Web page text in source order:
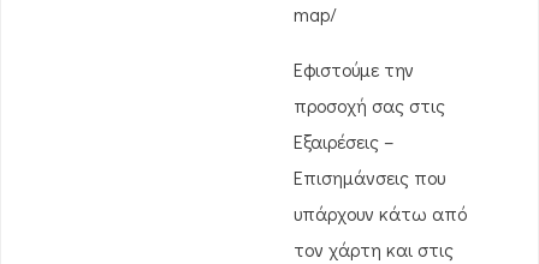
map/
Εφιστούμε την
προσοχή σας στις
Εξαιρέσεις –
Επισημάνσεις που
υπάρχουν κάτω από
τον χάρτη και στις